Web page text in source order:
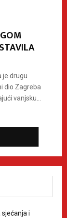
je drugu
dio Zagreba
vanjsku...
sjećanja i